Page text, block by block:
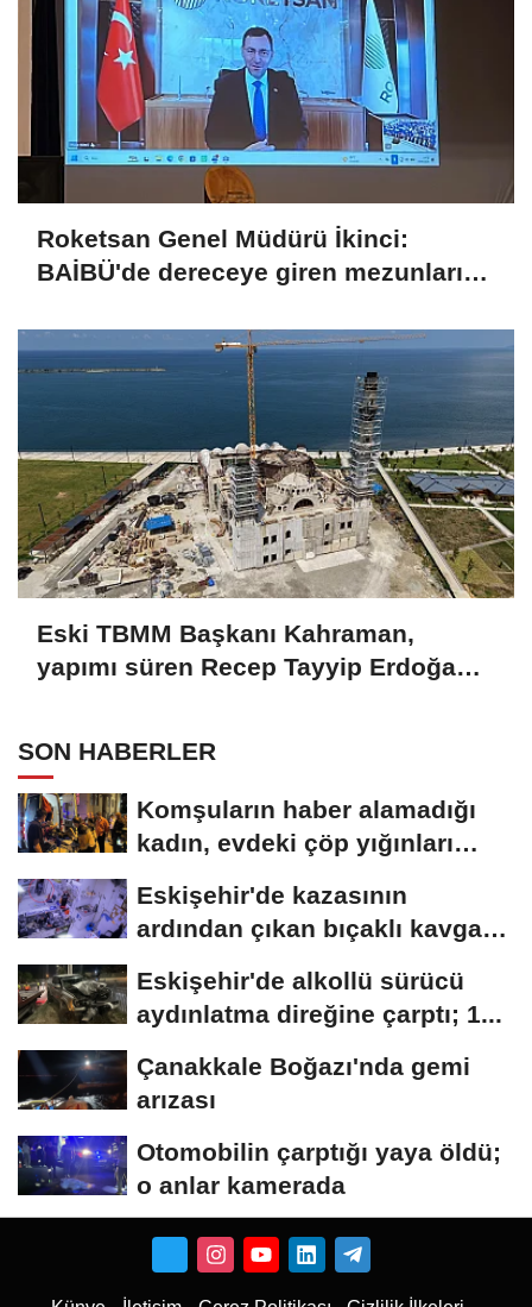
Roketsan Genel Müdürü İkinci:
BAİBÜ'de dereceye giren mezunları
Eski TBMM Başkanı Kahraman,
yapımı süren Recep Tayyip Erdoğan
SON HABERLER
Komşuların haber alamadığı
kadın, evdeki çöp yığınları
Eskişehir'de kazasının
ardından çıkan bıçaklı kavga
Eskişehir'de alkollü sürücü
aydınlatma direğine çarptı; 1...
Çanakkale Boğazı'nda gemi
arızası
Otomobilin çarptığı yaya öldü;
o anlar kamerada